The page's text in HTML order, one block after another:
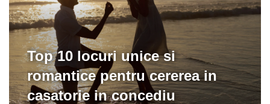
Top 10 locuri unice si
romantice pentru cererea in
casatorie in concediu